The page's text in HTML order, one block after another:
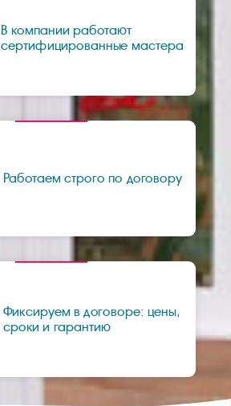
В компании работают
сертифицированные мастера
Работаем строго по договору
Фиксируем в договоре: цены,
сроки и гарантию